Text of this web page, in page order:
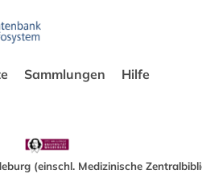
Sammlungen Hilfe
(einschl. Medizinische